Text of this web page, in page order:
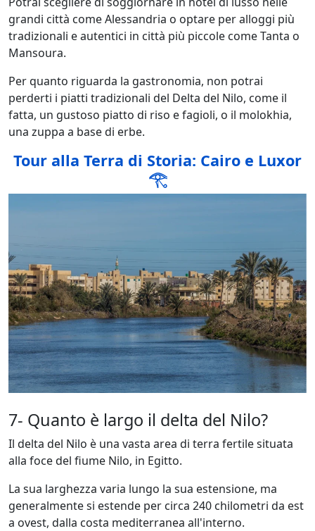
grandi città come Alessandria o optare per alloggi più
tradizionali e autentici in città più piccole come Tanta o
Mansoura.
Per quanto riguarda la gastronomia, non potrai
perderti i piatti tradizionali del Delta del Nilo, come il
fatta, un gustoso piatto di riso e fagioli, o il molokhia,
una zuppa a base di erbe.
Tour alla Terra di Storia: Cairo e Luxor
𓂀
7- Quanto è largo il delta del Nilo?
Il delta del Nilo è una vasta area di terra fertile situata
alla foce del fiume Nilo, in Egitto.
La sua larghezza varia lungo la sua estensione, ma
generalmente si estende per circa 240 chilometri da est
a ovest, dalla costa mediterranea all'interno.